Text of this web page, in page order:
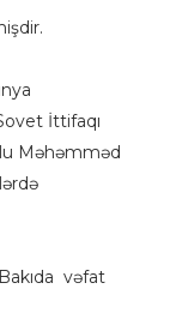
İttifaqı
Məhəmməd
vəfat